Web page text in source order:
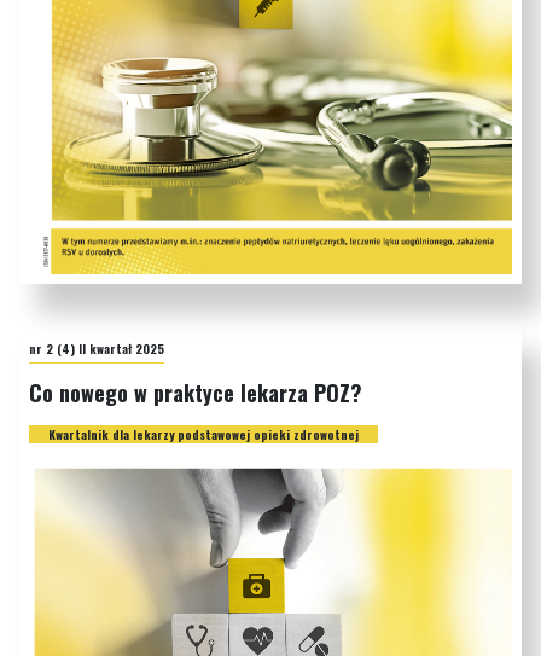
nr 2 (4) II kwartał 2025
Co nowego w praktyce lekarza POZ?
Kwartalnik dla lekarzy podstawowej opieki zdrowotnej